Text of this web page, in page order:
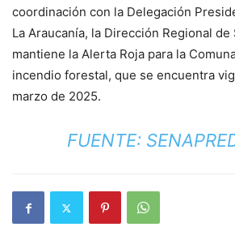
coordinación con la Delegación
La Araucanía, la Dirección Regional de
mantiene la Alerta Roja para la
incendio forestal, que se encuentra
marzo de 2025.
FUENTE: